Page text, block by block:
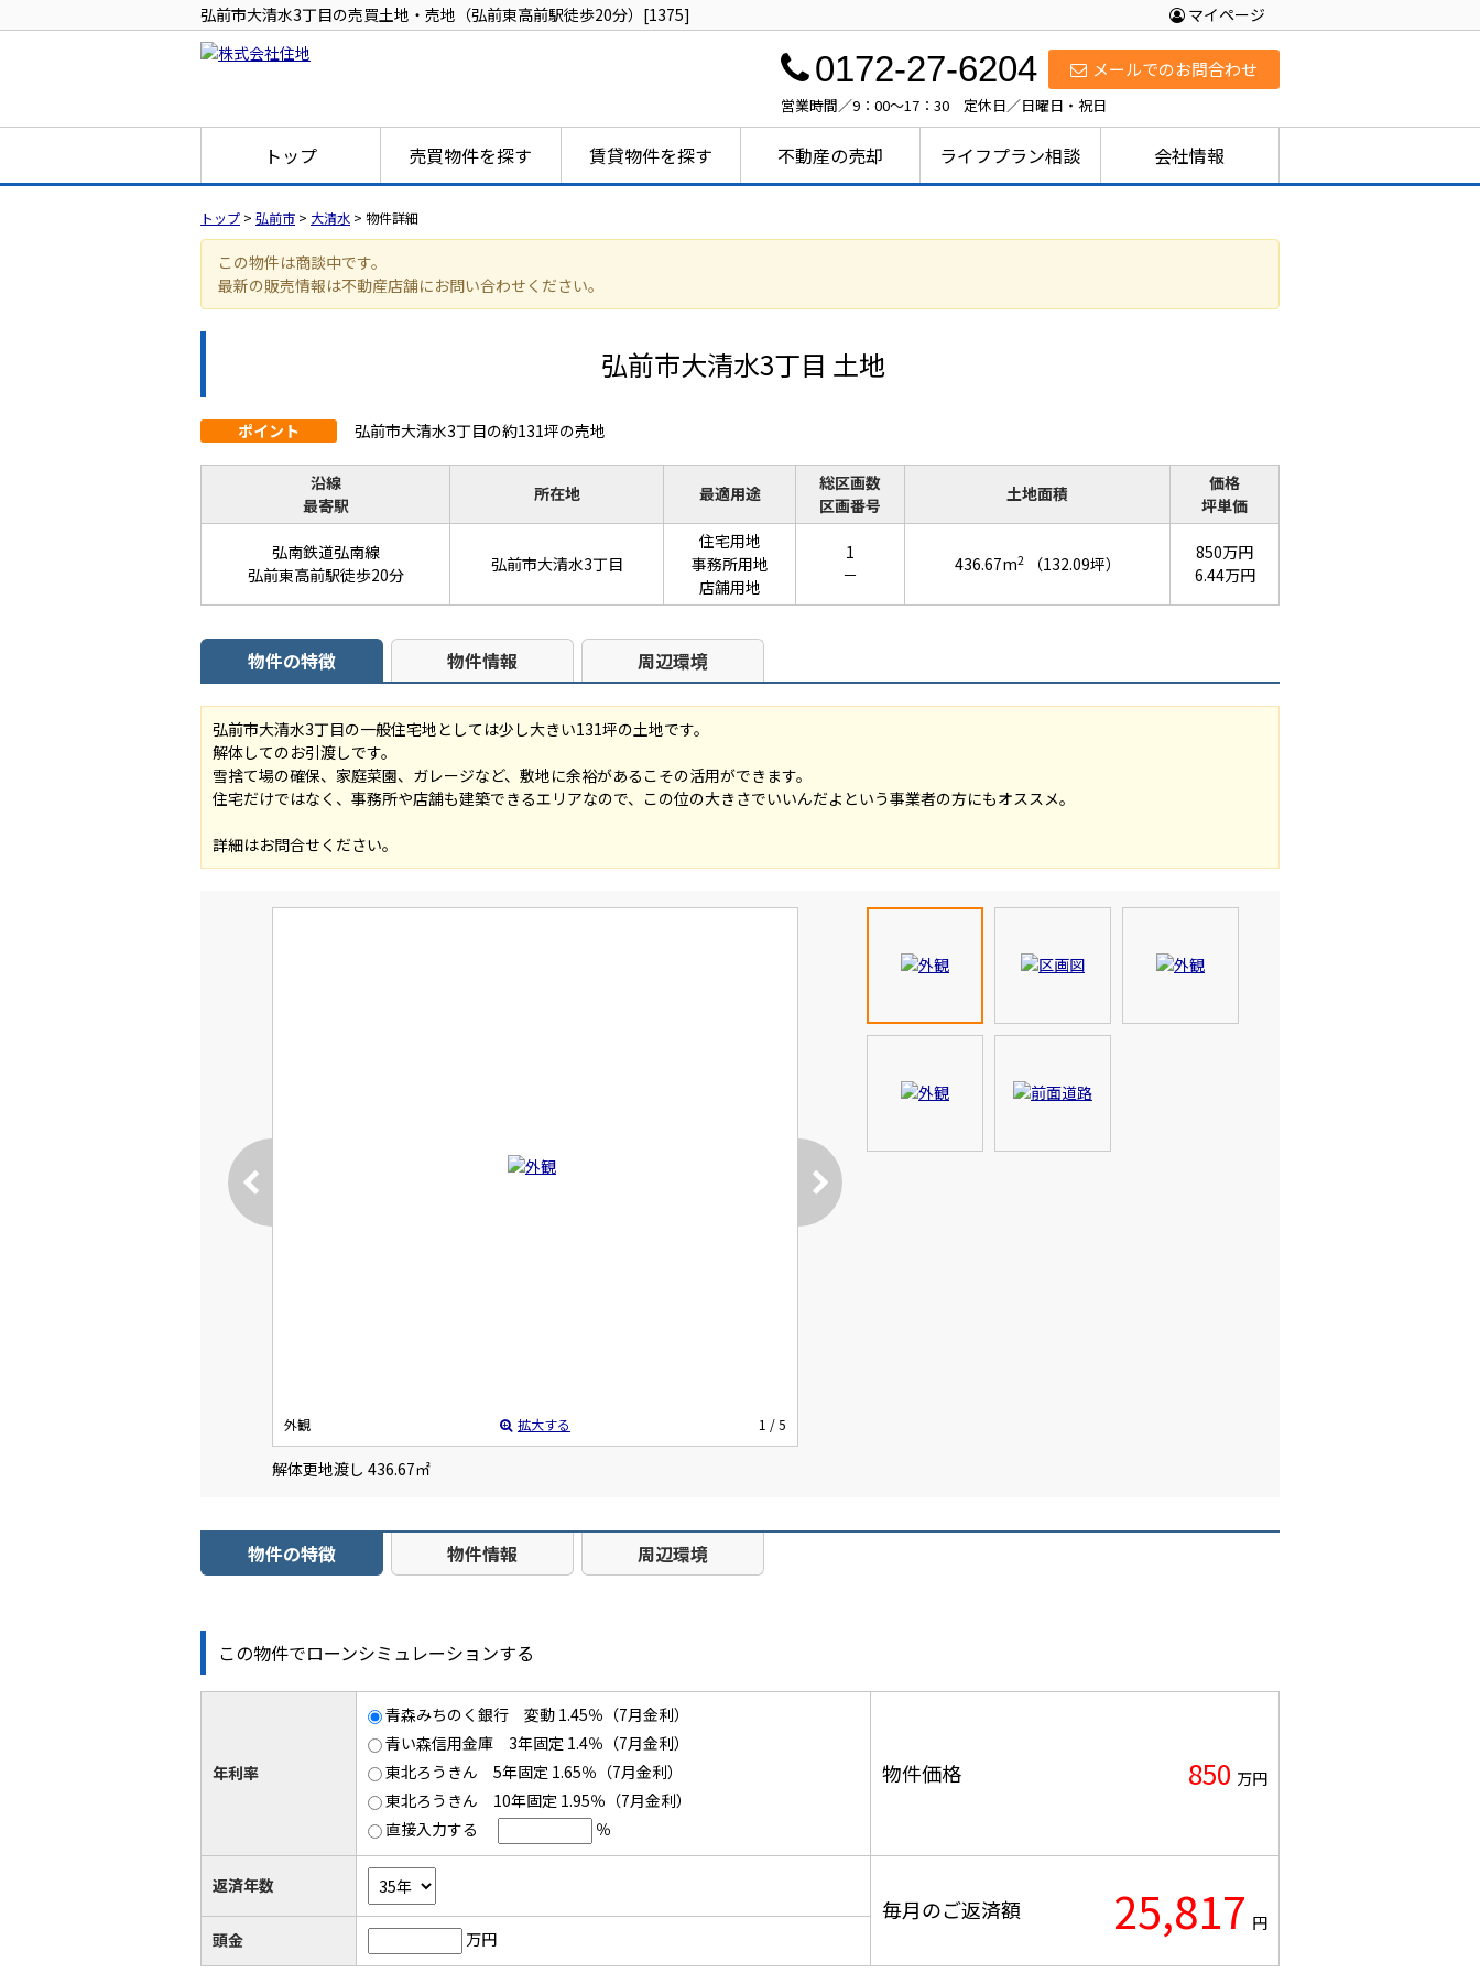
弘前市大清水3丁目の売買土地・売地（弘前東高前駅徒歩20分）[1375] マイページ
メールでのお問合わせ
0172-27-6204
営業時間／9：00～17：30 定休日／日曜日・祝日
トップ 売買物件を探す 賃貸物件を探す 不動産の売却 ライフプラン相談 会社情報
トップ > 弘前市 > 大清水 > 物件詳細
この物件は商談中です。
最新の販売情報は不動産店舗にお問い合わせください。
弘前市大清水3丁目 土地
ポイント 弘前市大清水3丁目の約131坪の売地
沿線
最寄駅
所在地 最適用途
総区画数
区画番号
土地面積
価格
坪単価
弘南鉄道弘南線
弘前東高前駅徒歩20分
弘前市大清水3丁目
住宅用地
事務所用地
店舗用地
1
－
436.67m2 （132.09坪）
850万円
6.44万円
物件の特徴 物件情報 周辺環境
弘前市大清水3丁目の一般住宅地としては少し大きい131坪の土地です。
解体してのお引渡しです。
雪捨て場の確保、家庭菜園、ガレージなど、敷地に余裕があるこその活用ができます。
住宅だけではなく、事務所や店舗も建築できるエリアなので、この位の大きさでいいんだよという事業者の方にもオススメ。
詳細はお問合せください。
外観 拡大する 1 / 5
解体更地渡し 436.67㎡
物件の特徴 物件情報 周辺環境
この物件でローンシミュレーションする
年利率
青森みちのく銀行 変動 1.45％（7月金利）
青い森信用金庫 3年固定 1.4％（7月金利）
東北ろうきん 5年固定 1.65％（7月金利）
東北ろうきん 10年固定 1.95％（7月金利）
直接入力する
％
物件価格 850 万円
返済年数
毎月のご返済額 25,817 円
頭金
万円